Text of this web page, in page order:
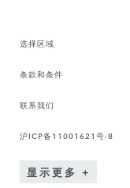
选择区域
条款和条件
联系我们
沪ICP备11001621号-8
显示更多